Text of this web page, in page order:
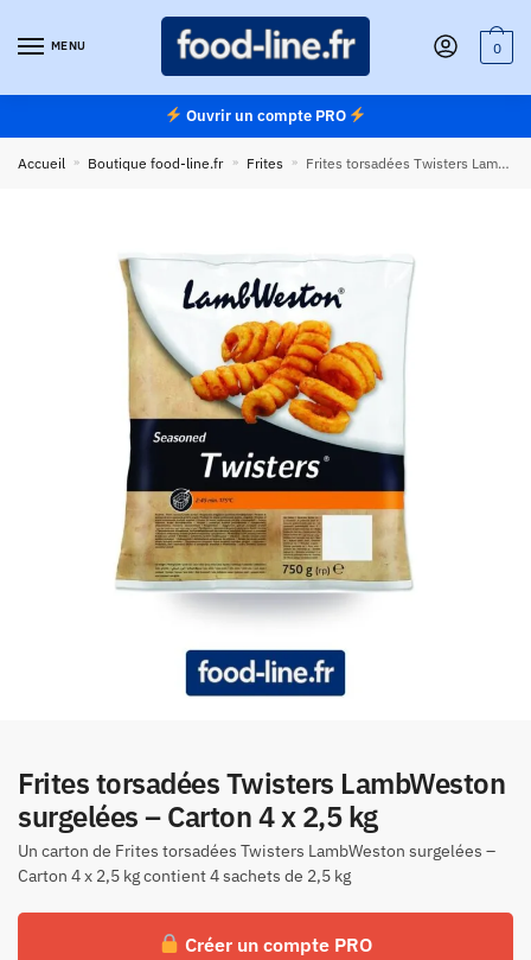
MENU 0
Ouvrir un compte PRO
Accueil » Boutique food-line.fr » Frites » Frites torsadées Twisters LambWeston surgelées – Carton 4 x 2,5 kg
Frites torsadées Twisters LambWeston
surgelées – Carton 4 x 2,5 kg
Un carton de Frites torsadées Twisters LambWeston surgelées –
Carton 4 x 2,5 kg contient 4 sachets de 2,5 kg
Créer un compte PRO